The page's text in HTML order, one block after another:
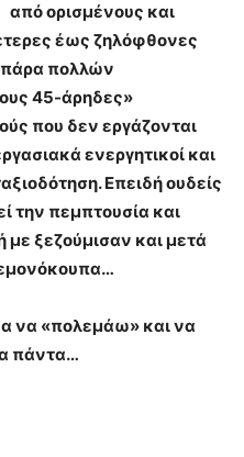
από ορισμένους και
έως ζηλόφθονες
πολλών
45-άρηδες»
που δεν εργάζονται
ενεργητικοί και
Επειδή ουδείς
την πεμπτουσία και
με ξεζούμισαν και μετά
να «πολεμάω» και να
πάντα…